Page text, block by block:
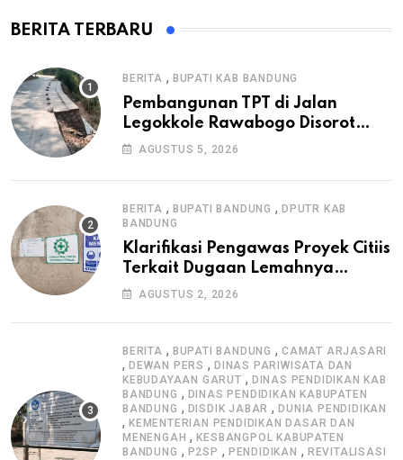
BERITA TERBARU
BERITA , BUPATI KAB BANDUNG
Pembangunan TPT di Jalan
Legokkole Rawabogo Disorot
Warga, Selesai Tanpa Papan
AGUSTUS 5, 2026
BERITA , BUPATI BANDUNG ,DPUTR KAB
BANDUNG
Klarifikasi Pengawas Proyek Citiis
Terkait Dugaan Lemahnya
Pengawasan K3
AGUSTUS 2, 2026
BERITA , BUPATI BANDUNG ,CAMAT ARJASARI
, DEWAN PERS , DINAS PARIWISATA DAN
KEBUDAYAAN GARUT , DINAS PENDIDIKAN KAB
BANDUNG , DINAS PENDIDIKAN KABUPATEN
BANDUNG , DISDIK JABAR ,DUNIA PENDIDIKAN
, KEMENTERIAN PENDIDIKAN DASAR DAN
MENENGAH ,KESBANGPOL KABUPATEN
BANDUNG , P2SP , PENDIDIKAN , REVITALISASI